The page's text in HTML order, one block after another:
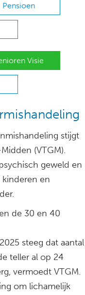
Pensioen
Visie
stijgt
(VTGM).
geweld en
en
de 30 en 40
steeg dat aantal
teller al op 24
vermoedt VTGM.
om lichamelijk